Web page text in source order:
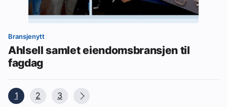
Bransjenytt
Ahlsell samlet eiendomsbransjen til
fagdag
1 2 3